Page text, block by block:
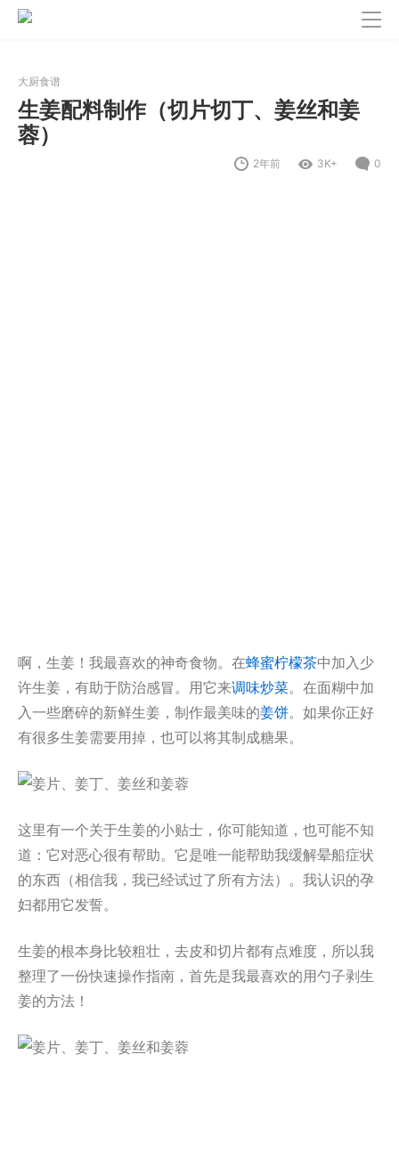
大厨食谱
生姜配料制作（切片切丁、姜丝和姜
蓉）
2年前 3K+ 0
啊，生姜！我最喜欢的神奇食物。在蜂蜜柠檬茶中加入少
许生姜，有助于防治感冒。用它来调味炒菜。在面糊中加
入一些磨碎的新鲜生姜，制作最美味的姜饼。如果你正好
有很多生姜需要用掉，也可以将其制成糖果。
这里有一个关于生姜的小贴士，你可能知道，也可能不知
道：它对恶心很有帮助。它是唯一能帮助我缓解晕船症状
的东西（相信我，我已经试过了所有方法）。我认识的孕
妇都用它发誓。
生姜的根本身比较粗壮，去皮和切片都有点难度，所以我
整理了一份快速操作指南，首先是我最喜欢的用勺子剥生
姜的方法！